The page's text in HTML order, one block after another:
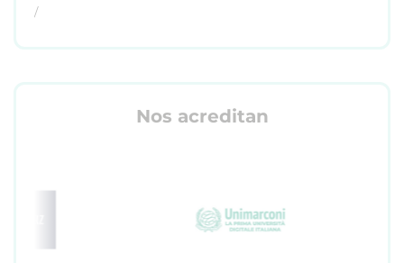
/
Nos acreditan